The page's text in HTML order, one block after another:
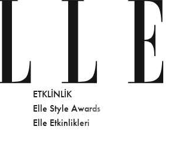
ETKLINLIK
Elle Style Awards
Elle Etkinlikleri